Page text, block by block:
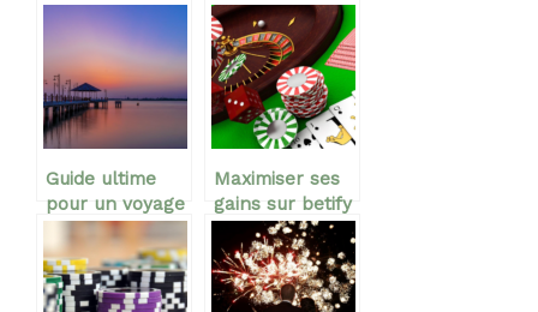
avec plusieurs
fonctionnalites
importantes
cartes
Pokémon
Guide ultime
pour un voyage
inoubliable au
vietnam
Maximiser ses
gains sur betify
casino